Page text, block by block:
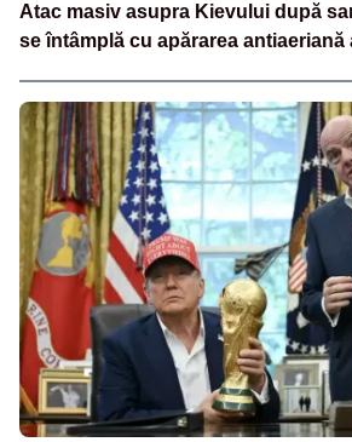
Atac masiv asupra Kievului după
se întâmplă cu apărarea antiaeriană